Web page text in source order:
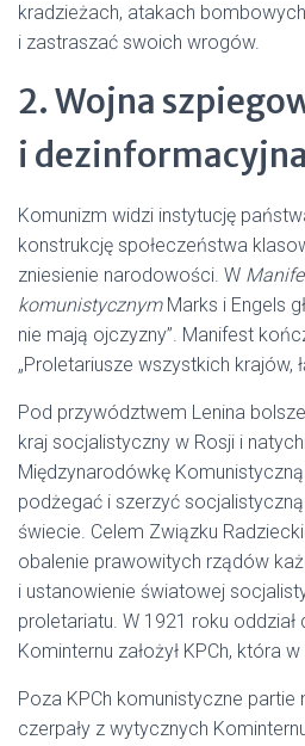
kradzieżach, atakach
i zastraszać swoich wrogów.
2. Wojna
i dezinformacyjna
Komunizm widzi instytucję
konstrukcję społeczeństwa
zniesienie narodowości. W
komunistycznymMarks i Engels
nie mają ojczyzny”. Manifest
„Proletariusze wszystkich krajów,
Pod przywództwem Lenina
kraj socjalistyczny w Rosji i
Międzynarodówkę
podżegać i szerzyć
świecie. Celem Związku
obalenie prawowitych rządów
i ustanowienie światowej
proletariatu. W 1921 roku
Kominternu założył KPCh, która
Poza KPCh komunistyczne partie
czerpały z wytycznych